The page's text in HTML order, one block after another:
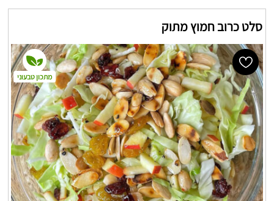
סלט כרוב חמוץ מתוק
מתכון טבעוני